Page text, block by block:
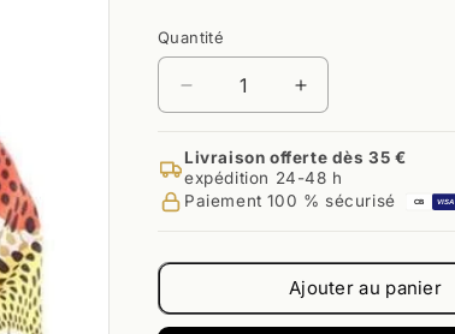
Quantité
Quantité
Réduire
la
quantité
de
Bonnet
Imprimé
Kekeli
Augmenter
la
quantité
de
Bonnet
Imprimé
Wax,
Kekeli
Livraison offerte dès 35 €
expédition 24-48 h
Paiement 100 % sécurisé
CB VISA
Ajouter au panier